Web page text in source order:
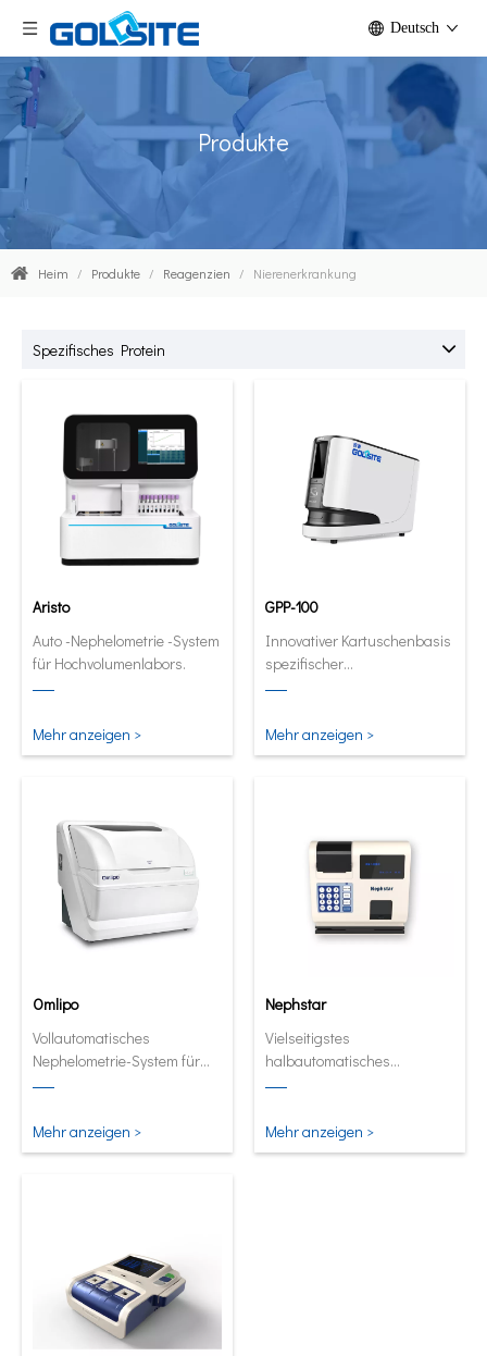
Deutsch
Produkte
Heim / Produkte / Reagenzien / Nierenerkrankung
Spezifisches Protein
Aristo
Auto -Nephelometrie -System
für Hochvolumenlabors.
Mehr anzeigen >
GPP-100
Innovativer Kartuschenbasis
spezifischer
Proteinanalysator. Full
quantitative Analysator in
seiner kleinsten und
Mehr anzeigen >
Omlipo
Vollautomatisches
Nephelometrie-System für
Labors mit mittlerer bis hoher
Mehr anzeigen >
Nephstar
Vielseitigstes
halbautomatisches
Analysegerät für spezifische
Mehr anzeigen >